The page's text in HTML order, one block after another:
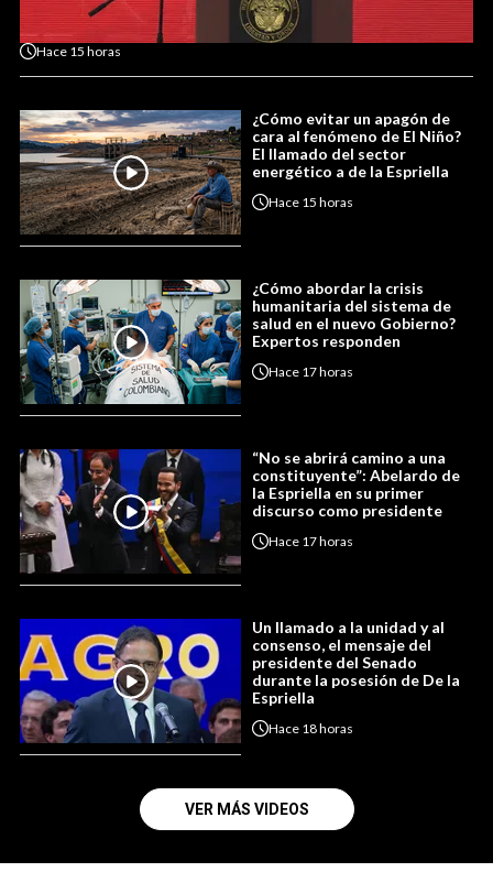
Hace 15 horas
¿Cómo evitar un apagón de
cara al fenómeno de El Niño?
El llamado del sector
energético a de la Espriella
Hace 15 horas
¿Cómo abordar la crisis
humanitaria del sistema de
salud en el nuevo Gobierno?
Expertos responden
Hace 17 horas
“No se abrirá camino a una
constituyente”: Abelardo de
la Espriella en su primer
discurso como presidente
Hace 17 horas
Un llamado a la unidad y al
consenso, el mensaje del
presidente del Senado
durante la posesión de De la
Espriella
Hace 18 horas
VER MÁS VIDEOS